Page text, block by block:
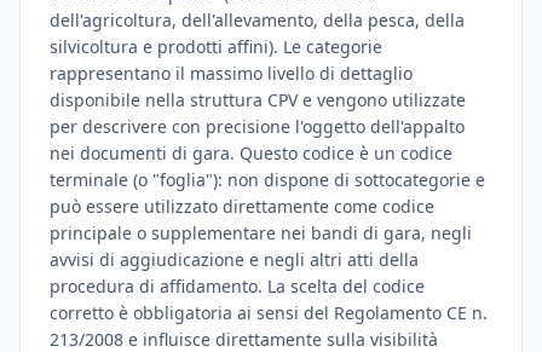
dell'agricoltura, dell'allevamento, della pesca, della
silvicoltura e prodotti affini). Le categorie
rappresentano il massimo livello di dettaglio
disponibile nella struttura CPV e vengono utilizzate
per descrivere con precisione l'oggetto dell'appalto
nei documenti di gara. Questo codice è un codice
terminale (o "foglia"): non dispone di sottocategorie e
può essere utilizzato direttamente come codice
principale o supplementare nei bandi di gara, negli
avvisi di aggiudicazione e negli altri atti della
procedura di affidamento. La scelta del codice
corretto è obbligatoria ai sensi del Regolamento CE n.
213/2008 e influisce direttamente sulla visibilità